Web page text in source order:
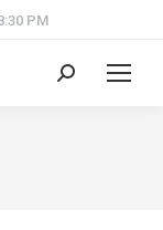
PM
Cerca: